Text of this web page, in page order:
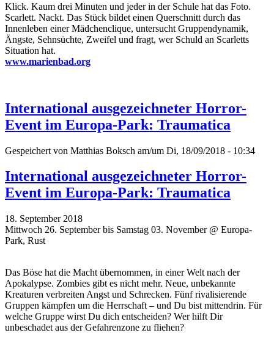
Klick. Kaum drei Minuten und jeder in der Schule hat das Foto.
Scarlett. Nackt. Das Stück bildet einen Querschnitt durch das
Innenleben einer Mädchenclique, untersucht Gruppendynamik,
Ängste, Sehnsüchte, Zweifel und fragt, wer Schuld an Scarletts
Situation hat.
www.marienbad.org
International ausgezeichneter Horror-
Event im Europa-Park: Traumatica
Gespeichert von Matthias Boksch am/um Di, 18/09/2018 - 10:34
International ausgezeichneter Horror-
Event im Europa-Park: Traumatica
18. September 2018
Mittwoch 26. September bis Samstag 03. November @ Europa-
Park, Rust
Das Böse hat die Macht übernommen, in einer Welt nach der
Apokalypse. Zombies gibt es nicht mehr. Neue, unbekannte
Kreaturen verbreiten Angst und Schrecken. Fünf rivalisierende
Gruppen kämpfen um die Herrschaft – und Du bist mittendrin. Für
welche Gruppe wirst Du dich entscheiden? Wer hilft Dir
unbeschadet aus der Gefahrenzone zu fliehen?